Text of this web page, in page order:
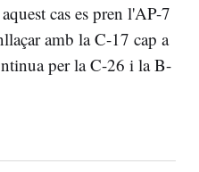
cas es pren l'AP-7
amb la C-17 cap a
per la C-26 i la B-